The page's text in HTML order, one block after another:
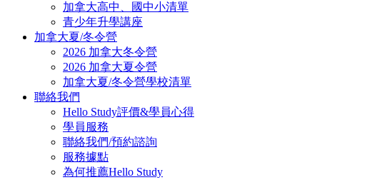
加拿大高中、國中小清單
青少年升學講座
加拿大夏/冬令營
2026 加拿大冬令營
2026 加拿大夏令營
加拿大夏/冬令營學校清單
聯絡我們
Hello Study評價&學員心得
學員服務
聯絡我們/預約諮詢
服務據點
為何推薦Hello Study